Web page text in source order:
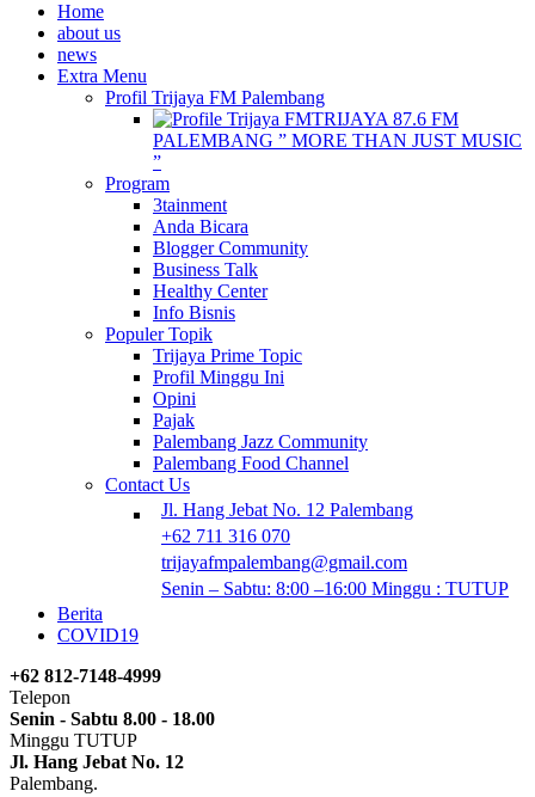
Home
about us
news
Extra Menu
Profil Trijaya FM Palembang
TRIJAYA 87.6 FM
PALEMBANG ” MORE THAN JUST MUSIC
”
Program
3tainment
Anda Bicara
Blogger Community
Business Talk
Healthy Center
Info Bisnis
Populer Topik
Trijaya Prime Topic
Profil Minggu Ini
Opini
Pajak
Palembang Jazz Community
Palembang Food Channel
Contact Us
Jl. Hang Jebat No. 12 Palembang
+62 711 316 070
trijayafmpalembang@gmail.com
Senin – Sabtu: 8:00 –16:00 Minggu : TUTUP
Berita
COVID19
+62 812-7148-4999
Telepon
Senin - Sabtu 8.00 - 18.00
Minggu TUTUP
Jl. Hang Jebat No. 12
Palembang.